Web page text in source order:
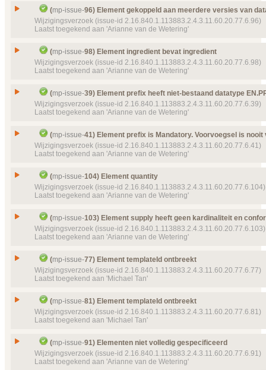
Gesloten, toegekend
Prioriteit
normaal
Details
Klik hier voor alle issuedetails
Issue
Element gekoppeld aan dataset 06.12
mp-issue-95
Wijzigingsverzoek
Gesloten, toegekend
Prioriteit
normaal
Object(en)
Doel van verwijzing ontbreekt
Details
Klik hier voor alle issuedetails
(mp-issue-96) Element gekoppeld aan meerdere versies van
Wijzigingsverzoek (issue-id 2.16.840.1.113883.2.4.3.11.60.20.77.6.96)
Laatst toegekend aan 'Arianne van de Wetering'
Issue
Element gekoppeld aan meerdere versies van
mp-issue-96
Wijzigingsverzoek
Gesloten, toegekend
Prioriteit
normaal
Object(en)
Doel van verwijzing ontbreekt
Details
Klik hier voor alle issuedetails
(mp-issue-98) Element ingredient bevat ingredient
Wijzigingsverzoek (issue-id 2.16.840.1.113883.2.4.3.11.60.20.77.6.98)
Laatst toegekend aan 'Arianne van de Wetering'
Issue
Element ingredient bevat ingredient
mp-issue-98
Wijzigingsverzoek
Gesloten, toegekend
Prioriteit
normaal
Object(en)
Doel van verwijzing ontbreekt
Details
Klik hier voor alle issuedetails
(mp-issue-39) Element prefix heeft niet-bestaand datatype
Wijzigingsverzoek (issue-id 2.16.840.1.113883.2.4.3.11.60.20.77.6.39)
Laatst toegekend aan 'Arianne van de Wetering'
Issue
Element prefix heeft niet-bestaand datatype
mp-issue-39
Wijzigingsverzoek
Gesloten, toegekend
Prioriteit
normaal
Object(en)
Doel van verwijzing ontbreekt
Details
Klik hier voor alle issuedetails
(mp-issue-41) Element prefix is Mandatory. Voorvoegsel is nooit
Wijzigingsverzoek (issue-id 2.16.840.1.113883.2.4.3.11.60.20.77.6.41)
Laatst toegekend aan 'Arianne van de Wetering'
Issue
Element prefix is Mandatory. Voorvoegsel is nooit
mp-issue-41
Wijzigingsverzoek
Gesloten, toegekend
Prioriteit
normaal
Object(en)
Doel van verwijzing ontbreekt
Details
Klik hier voor alle issuedetails
(mp-issue-104) Element quantity
Wijzigingsverzoek (issue-id 2.16.840.1.113883.2.4.3.11.60.20.77.6.104)
Laatst toegekend aan 'Arianne van de Wetering'
Issue
Element quantity
mp-issue-104
Wijzigingsverzoek
Gesloten, toegekend
Prioriteit
normaal
Object(en)
Doel van verwijzing ontbreekt
Details
Klik hier voor alle issuedetails
(mp-issue-103) Element supply heeft geen kardinaliteit en
Wijzigingsverzoek (issue-id 2.16.840.1.113883.2.4.3.11.60.20.77.6.103)
Laatst toegekend aan 'Arianne van de Wetering'
Issue
Element supply heeft geen kardinaliteit en
mp-issue-103
Wijzigingsverzoek
Gesloten, toegekend
Prioriteit
normaal
Object(en)
Doel van verwijzing ontbreekt
Details
Klik hier voor alle issuedetails
(mp-issue-77) Element templateId ontbreekt
Wijzigingsverzoek (issue-id 2.16.840.1.113883.2.4.3.11.60.20.77.6.77)
Laatst toegekend aan 'Michael Tan'
Issue
Element templateId ontbreekt
mp-issue-77
Wijzigingsverzoek
Gesloten, toegekend
Prioriteit
normaal
Object(en)
Doel van verwijzing ontbreekt
(mp-issue-81) Element templateId ontbreekt
Wijzigingsverzoek (issue-id 2.16.840.1.113883.2.4.3.11.60.20.77.6.81)
Laatst toegekend aan 'Michael Tan'
Issue
Element templateId ontbreekt
mp-issue-81
Wijzigingsverzoek
(mp-issue-91) Elementen niet volledig gespecificeerd
Wijzigingsverzoek (issue-id 2.16.840.1.113883.2.4.3.11.60.20.77.6.91)
Laatst toegekend aan 'Arianne van de Wetering'